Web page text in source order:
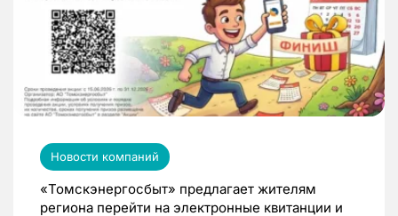
Новости компаний
«Томскэнергосбыт» предлагает жителям
региона перейти на электронные квитанции и